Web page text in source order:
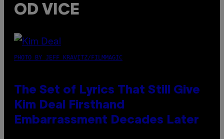
OD VICE
PHOTO BY JEFF KRAVITZ/FILMMAGIC
The Set of Lyrics That Still Give
Kim Deal Firsthand
Embarrassment Decades Later